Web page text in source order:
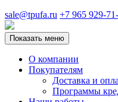
sale@tpufa.ru +7 965 929-
Показать меню
О компании
Покупателям
Доставка и
Программы